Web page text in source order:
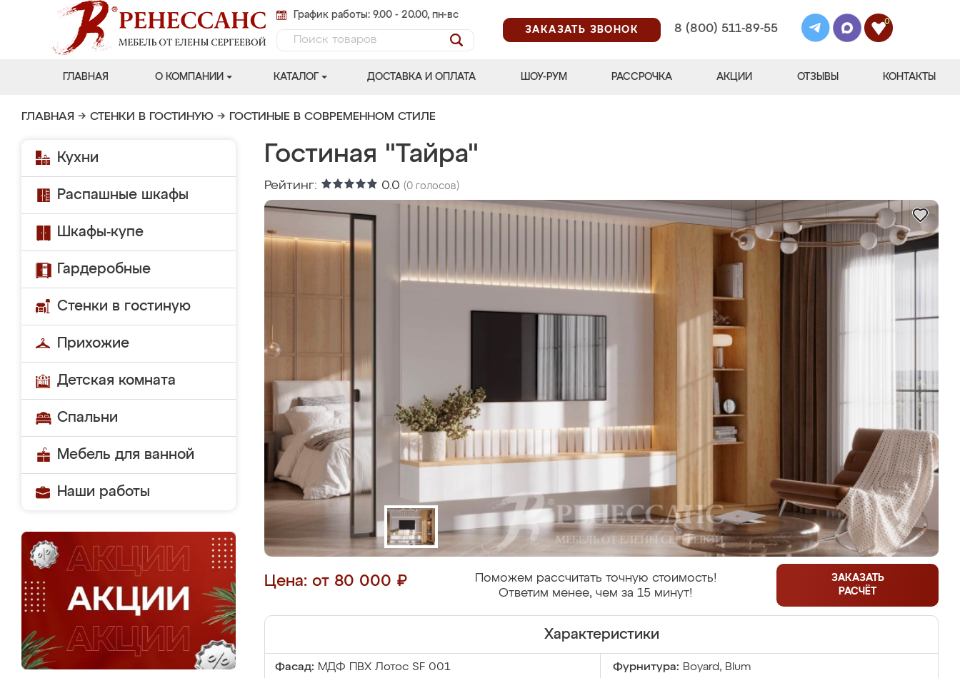
График работы: 9.00 - 20.00, пн-вс
ЗАКАЗАТЬ ЗВОНОК
8 (800) 511-89-55
0
ГЛАВНАЯ О КОМПАНИИ КАТАЛОГ ДОСТАВКА И ОПЛАТА ШОУ-РУМ РАССРОЧКА АКЦИИ ОТЗЫВЫ КОНТАКТЫ
ГЛАВНАЯ → СТЕНКИ В ГОСТИНУЮ → ГОСТИНЫЕ В СОВРЕМЕННОМ СТИЛЕ
Кухни
Распашные шкафы
Шкафы-купе
Гардеробные
Стенки в гостиную
Прихожие
Детская комната
Спальни
Мебель для ванной
Наши работы
Гостиная "Тайра"
Рейтинг: 0.0 (0 голосов)
Цена: от 80 000 ₽
Поможем рассчитать точную стоимость!
Ответим менее, чем за 15 минут!
ЗАКАЗАТЬ
РАСЧЁТ
Характеристики
Фасад: МДФ ПВХ Лотос SF 001 Фурнитура: Boyard, Blum